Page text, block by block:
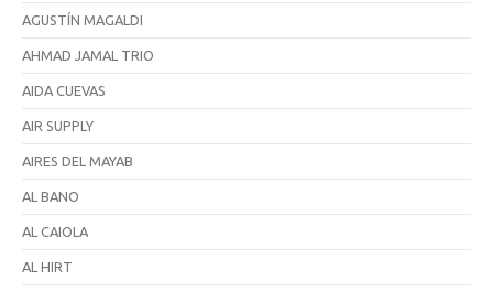
AGUSTÍN MAGALDI
AHMAD JAMAL TRIO
AIDA CUEVAS
AIR SUPPLY
AIRES DEL MAYAB
AL BANO
AL CAIOLA
AL HIRT